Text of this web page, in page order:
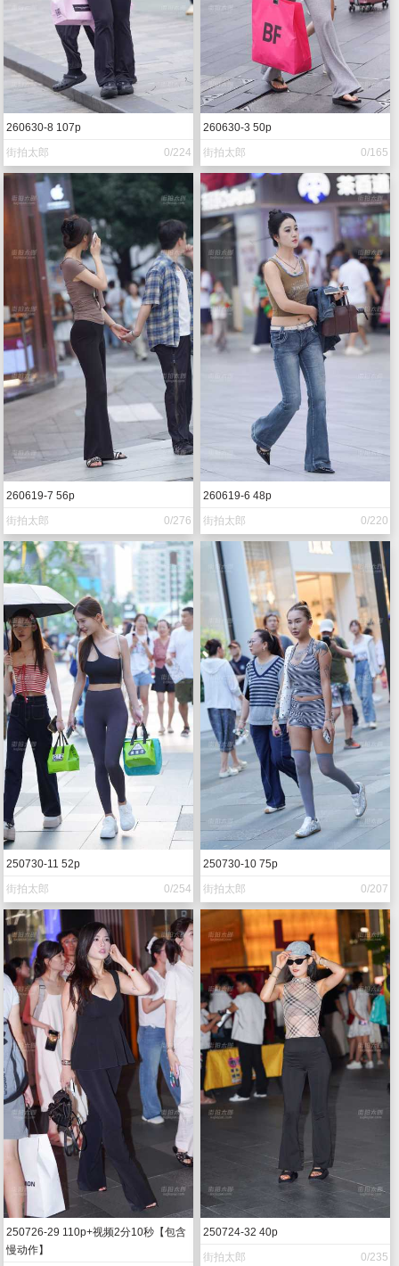
260630-8 107p
街拍太郎
0/224
260630-3 50p
街拍太郎
0/165
260619-7 56p
街拍太郎
0/276
260619-6 48p
街拍太郎
0/220
250730-11 52p
街拍太郎
0/254
250730-10 75p
街拍太郎
0/207
250726-29 110p+视频2分10秒【包含
慢动作】
250724-32 40p
街拍太郎
0/235